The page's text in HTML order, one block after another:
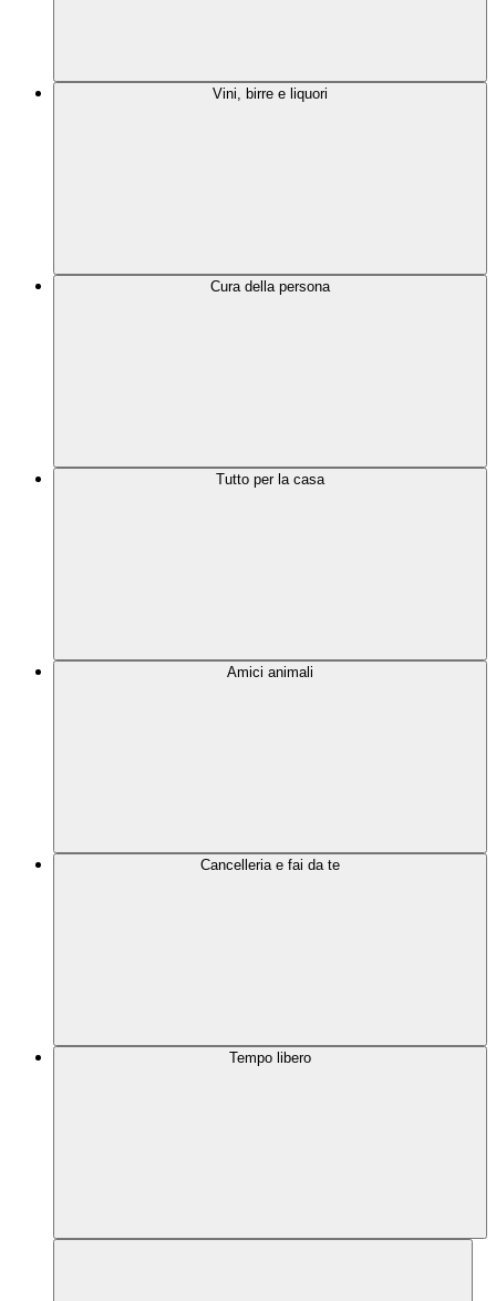
Vini, birre e liquori
Cura della persona
Tutto per la casa
Amici animali
Cancelleria e fai da te
Tempo libero